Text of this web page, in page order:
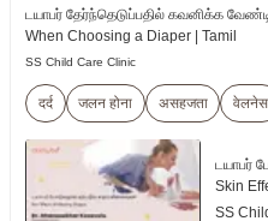
டயாபர் தேர்ந்தெடுப்பதில் கவனிக்க
When Choosing a Diaper | Tamil
SS Child Care Clinic
दर्द जलन होना असहजता वेलनेस
டயாபர்
Skin
SS